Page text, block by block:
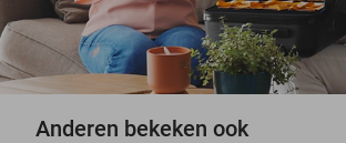
Anderen bekeken ook